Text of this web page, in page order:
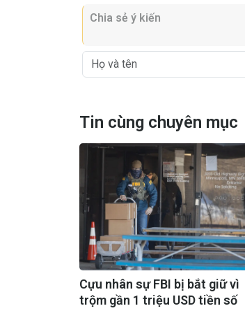
Tin cùng chuyên mục
Cựu nhân sự FBI bị bắt giữ vì
trộm gần 1 triệu USD tiền số